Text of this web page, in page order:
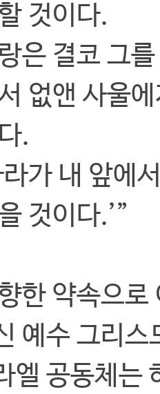
것이다.
은 결코 그
없앤 사울
.
가 내 앞에
것이다.’”
한 약속으
예수 그리
엘 공동체는